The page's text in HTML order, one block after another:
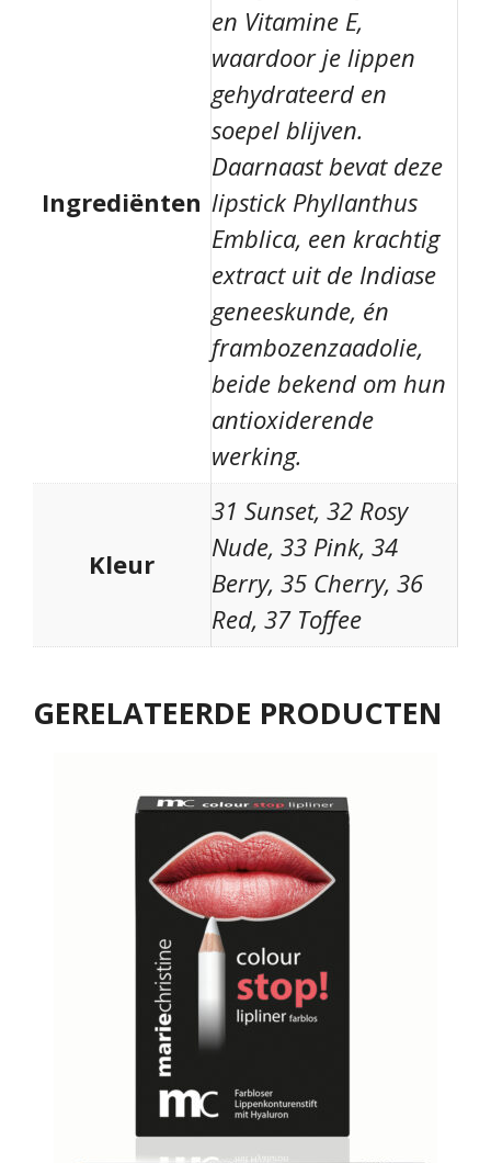
Ingrediënten
en Vitamine E,
waardoor je lippen
gehydrateerd en
soepel blijven.
Daarnaast bevat deze
lipstick Phyllanthus
Emblica, een krachtig
extract uit de Indiase
geneeskunde, én
frambozenzaadolie,
beide bekend om hun
antioxiderende
werking.
Kleur
31 Sunset, 32 Rosy
Nude, 33 Pink, 34
Berry, 35 Cherry, 36
Red, 37 Toffee
GERELATEERDE PRODUCTEN